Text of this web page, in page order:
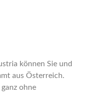
können Sie und
aus Österreich.
ohne